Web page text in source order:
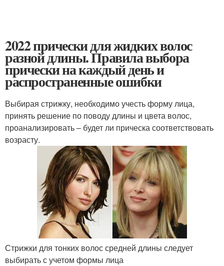
2022 прически для жидких волос
разной длины. Правила выбора
прически на каждый день и
распространенные ошибки
Выбирая стрижку, необходимо учесть форму лица,
принять решение по поводу длины и цвета волос,
проанализировать – будет ли прическа соответствовать
возрасту.
Стрижки для тонких волос средней длины следует
выбирать с учетом формы лица